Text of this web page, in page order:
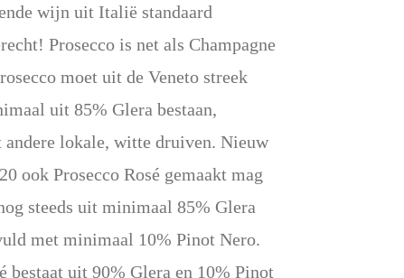
wijn uit Italië standaard
Prosecco is net als Champagne
moet uit de Veneto streek
uit 85% Glera bestaan,
andere lokale, witte druiven. Nieuw
ook Prosecco Rosé gemaakt mag
steeds uit minimaal 85% Glera
met minimaal 10% Pinot Nero.
bestaat uit 90% Glera en 10% Pinot